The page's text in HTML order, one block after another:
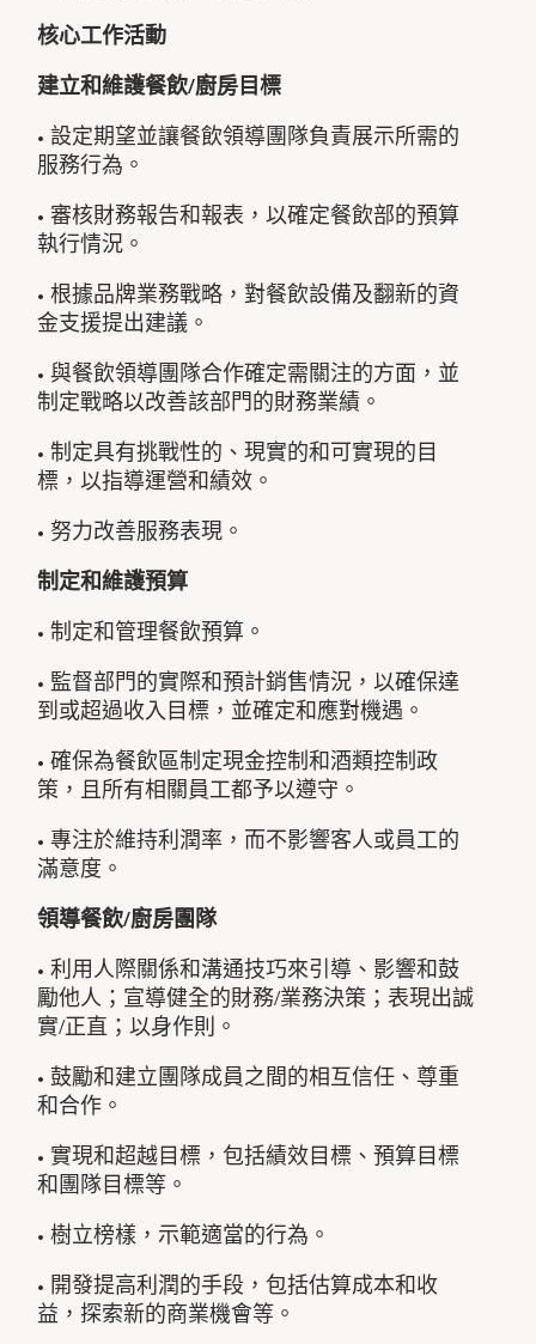
核心工作活動
建立和維護餐飲/廚房目標
• 設定期望並讓餐飲領導團隊負責展示所需的
服務行為。
• 審核財務報告和報表，以確定餐飲部的預算
執行情況。
• 根據品牌業務戰略，對餐飲設備及翻新的資
金支援提出建議。
• 與餐飲領導團隊合作確定需關注的方面，並
制定戰略以改善該部門的財務業績。
• 制定具有挑戰性的、現實的和可實現的目
標，以指導運營和績效。
• 努力改善服務表現。
制定和維護預算
• 制定和管理餐飲預算。
• 監督部門的實際和預計銷售情況，以確保達
到或超過收入目標，並確定和應對機遇。
• 確保為餐飲區制定現金控制和酒類控制政
策，且所有相關員工都予以遵守。
• 專注於維持利潤率，而不影響客人或員工的
滿意度。
領導餐飲/廚房團隊
• 利用人際關係和溝通技巧來引導、影響和鼓
勵他人；宣導健全的財務/業務決策；表現出誠
實/正直；以身作則。
• 鼓勵和建立團隊成員之間的相互信任、尊重
和合作。
• 實現和超越目標，包括績效目標、預算目標
和團隊目標等。
• 樹立榜樣，示範適當的行為。
• 開發提高利潤的手段，包括估算成本和收
益，探索新的商業機會等。